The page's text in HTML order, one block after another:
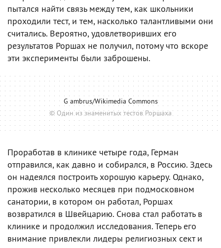
пытался найти связь между тем, как школьники
проходили тест, и тем, насколько талантливыми они
считались. Вероятно, удовлетворивших его
результатов Роршах не получил, потому что вскоре
эти эксперименты были заброшены.
G ambrus/Wikimedia Commons
© Один из знаменитых тестов Роршаха
Проработав в клинике четыре года, Герман
отправился, как давно и собирался, в Россию. Здесь
он надеялся построить хорошую карьеру. Однако,
прожив несколько месяцев при подмосковном
санатории, в котором он работал, Роршах
возвратился в Швейцарию. Снова стал работать в
клинике и продолжил исследования. Теперь его
внимание привлекли лидеры религиозных сект и